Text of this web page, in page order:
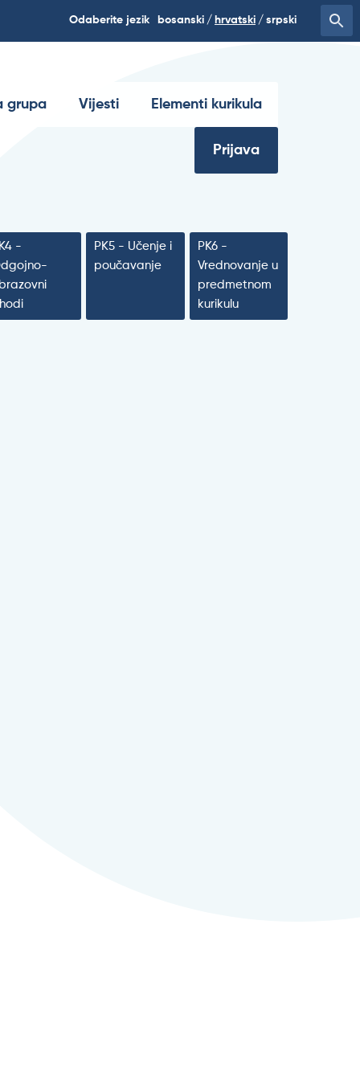
Odaberite jezik bosanski hrvatski srpski
grupa Vijesti Elementi kurikula
Prijava
-
PK5 - Učenje i
poučavanje
PK6 -
Vrednovanje u
predmetnom
kurikulu